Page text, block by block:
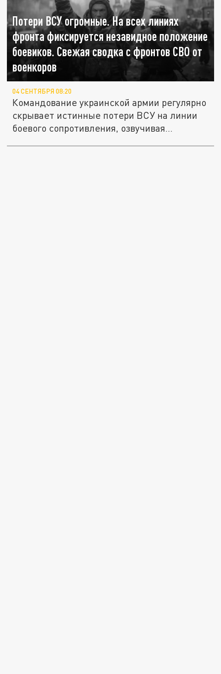
Потери ВСУ огромные. На всех линиях
фронта фиксируется незавидное положение
боевиков. Свежая сводка с фронтов СВО от
военкоров
04 СЕНТЯБРЯ 08:20
Командование украинской армии регулярно
скрывает истинные потери ВСУ на линии
боевого сопротивления, озвучивая...